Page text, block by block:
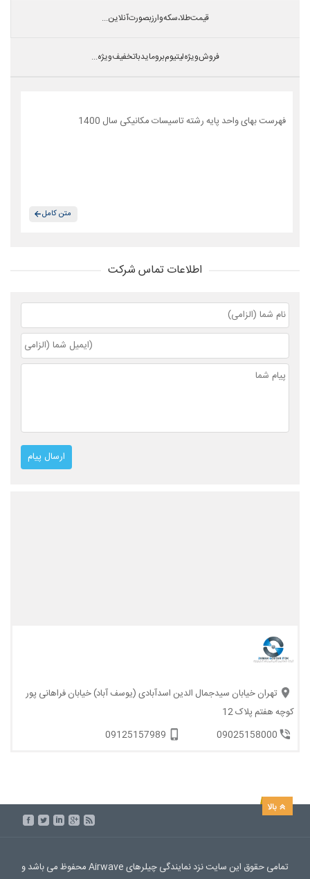
قیمت طلا،سکه و ارز بصورت آنلاین...
فروش ویژه لیتیوم بروماید با تخفیف ویژه...
فهرست بهای واحد پایه رشته تاسیسات مکانیکی سال 1400
متن کامل
اطلاعات تماس شرکت
تهران خیابان سیدجمال الدین اسدآبادی (یوسف آباد) خیابان فراهانی پور
کوچه هفتم پلاک 12
09025158000
09125157989
تمامی حقوق این سایت نزد نمایندگی چیلرهای Airwave محفوظ می باشد و